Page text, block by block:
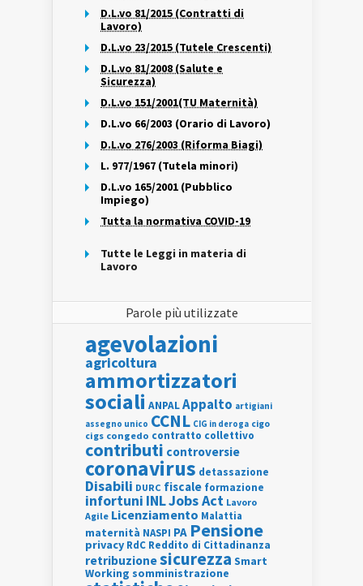
D.L.vo 81/2015 (Contratti di
Lavoro)
D.L.vo 23/2015 (Tutele Crescenti)
D.L.vo 81/2008 (Salute e
Sicurezza)
D.L.vo 151/2001(TU Maternità)
D.L.vo 66/2003 (Orario di Lavoro)
D.L.vo 276/2003 (Riforma Biagi)
L. 977/1967 (Tutela minori)
D.L.vo 165/2001 (Pubblico
Impiego)
Tutta la normativa COVID-19
Tutte le Leggi in materia di
Lavoro
Parole più utilizzate
agevolazioni
agricoltura
ammortizzatori
sociali ANPALAppalto artigiani
assegno unico CCNL CIG in deroga cigo
cigs congedo contratto collettivo
contributi controversie
coronavirus detassazione
Disabili DURC fiscale formazione
infortuni INLJobs Act Lavoro
Agile Licenziamento Malattia
maternità NASPI PA Pensione
privacy RdC Reddito di Cittadinanza
retribuzionesicurezza Smart
Working somministrazione